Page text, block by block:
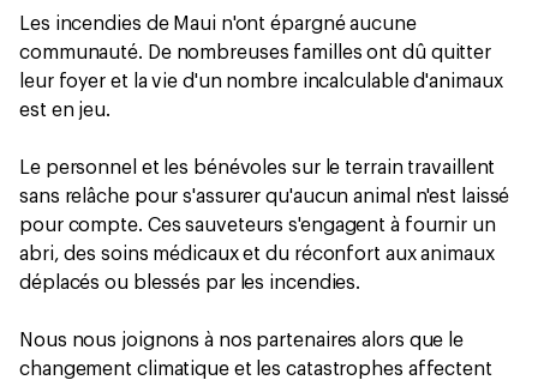
Les incendies de Maui n'ont épargné aucune
communauté. De nombreuses familles ont dû quitter
leur foyer et la vie d'un nombre incalculable d'animaux
est en jeu.
Le personnel et les bénévoles sur le terrain travaillent
sans relâche pour s'assurer qu'aucun animal n'est laissé
pour compte. Ces sauveteurs s'engagent à fournir un
abri, des soins médicaux et du réconfort aux animaux
déplacés ou blessés par les incendies.
Nous nous joignons à nos partenaires alors que le
changement climatique et les catastrophes affectent